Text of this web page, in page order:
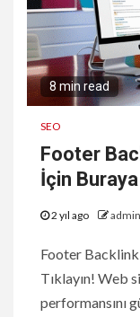
8 min read
SEO
Footer
İçin Buraya
2 yıl ago admin
Footer
Tıklayın! Web
performansını